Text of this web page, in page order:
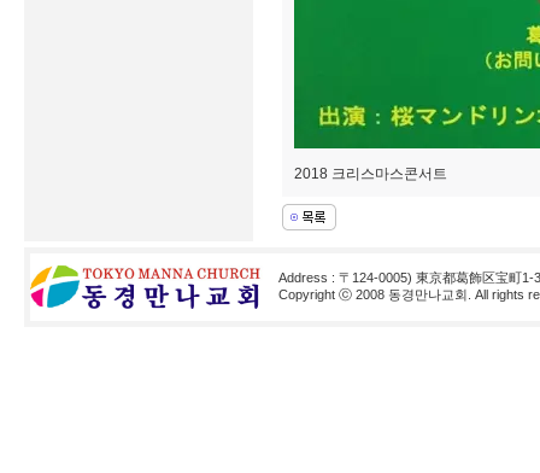
2018 크리스마스콘서트
Address : 〒124-0005) 東京都葛飾区宝町1-
Copyright ⓒ 2008 동경만나교회. All rights